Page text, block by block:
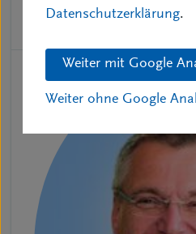
Datenschutzerklärung.
Weiter mit Google
Weiter ohne Google